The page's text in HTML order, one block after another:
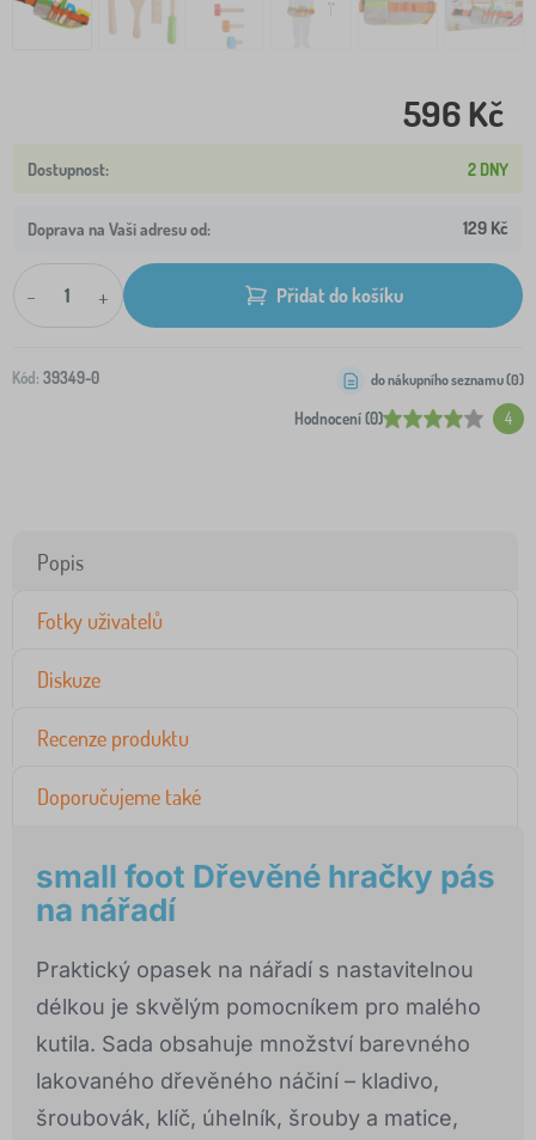
596 Kč
2 DNY
Doprava na Vaši adresu od: 129 Kč
- + Přidat do košíku
Kód: 39349-0
Hodnocení (0) 4
do nákupního seznamu (0)
Popis
Fotky uživatelů
Diskuze
Recenze produktu
Doporučujeme také
small foot Dřevěné hračky pás
na nářadí
Praktický opasek na nářadí s nastavitelnou
délkou je skvělým pomocníkem pro malého
kutila. Sada obsahuje množství barevného
lakovaného dřevěného náčiní – kladivo,
šroubovák, klíč, úhelník, šrouby a matice,